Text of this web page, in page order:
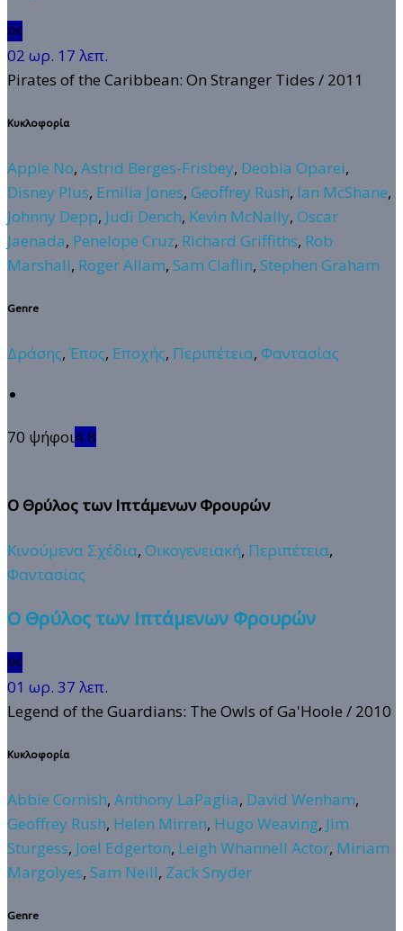
🆗
02 ωρ. 17 λεπ.
Pirates of the Caribbean: On Stranger Tides / 2011
Κυκλοφορία
Apple No, Astrid Berges-Frisbey, Deobia Oparei,
Disney Plus, Emilia Jones, Geoffrey Rush, Ian McShane,
Johnny Depp, Judi Dench, Kevin McNally, Oscar
Jaenada, Penelope Cruz, Richard Griffiths, Rob
Marshall, Roger Allam, Sam Claflin, Stephen Graham
Genre
Δράσης, Έπος, Εποχής, Περιπέτεια, Φαντασίας
70 ψήφοι4.8
Ο Θρύλος των Ιπτάμενων Φρουρών
Κινούμενα Σχέδια, Οικογενειακή, Περιπέτεια,
Φαντασίας
Ο Θρύλος των Ιπτάμενων Φρουρών
🆗
01 ωρ. 37 λεπ.
Legend of the Guardians: The Owls of Ga'Hoole / 2010
Κυκλοφορία
Abbie Cornish, Anthony LaPaglia, David Wenham,
Geoffrey Rush, Helen Mirren, Hugo Weaving, Jim
Sturgess, Joel Edgerton, Leigh Whannell Actor, Miriam
Margolyes, Sam Neill, Zack Snyder
Genre